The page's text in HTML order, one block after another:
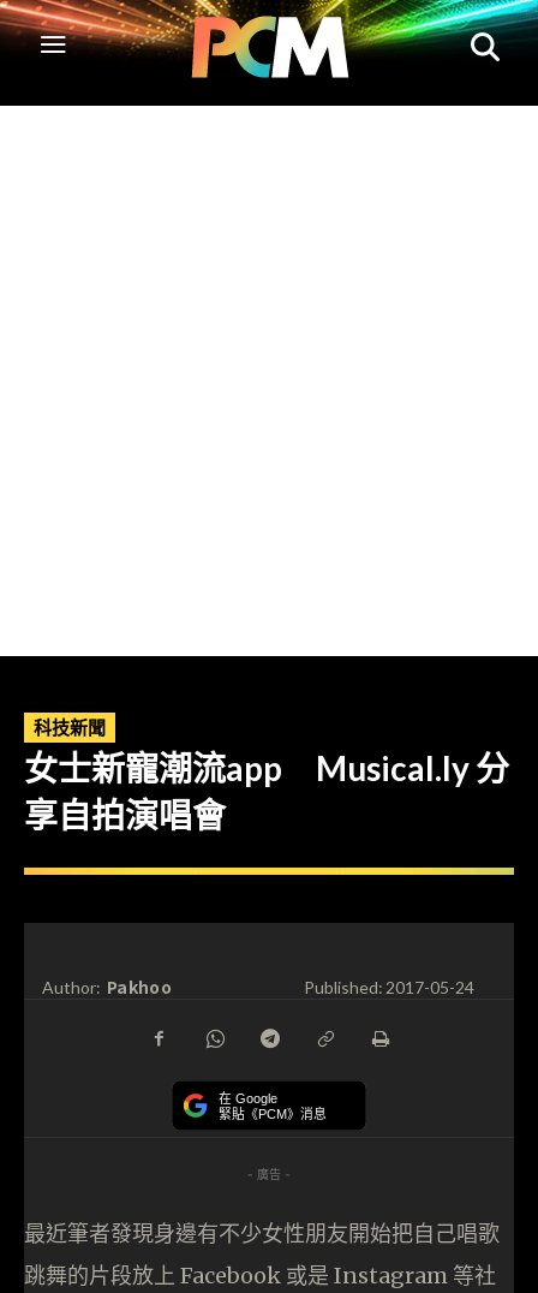
科技新聞
女士新寵潮流app Musical.ly 分
享自拍演唱會
Author: Pakhoo Published:2017-05-24
在 Google
緊貼《PCM》消息
- 廣告 -
最近筆者發現身邊有不少女性朋友開始把自己唱歌
跳舞的片段放上 Facebook 或是 Instagram 等社